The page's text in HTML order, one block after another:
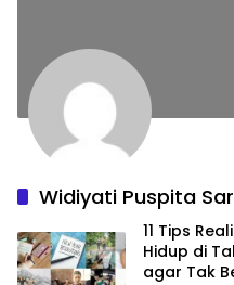
Widiyati Puspita
11 Tips
Hidup di
agar Tak